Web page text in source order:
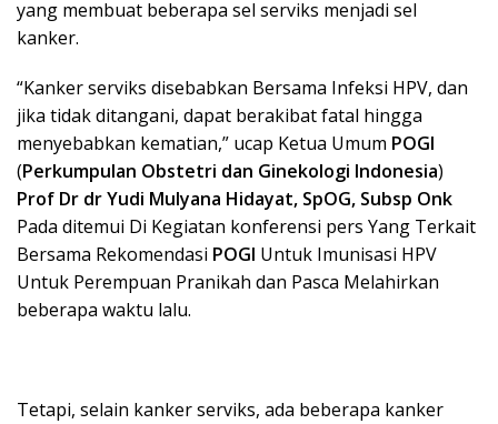
yang membuat beberapa sel serviks menjadi sel
kanker.
“Kanker serviks disebabkan Bersama Infeksi HPV, dan
jika tidak ditangani, dapat berakibat fatal hingga
menyebabkan kematian,” ucap Ketua Umum POGI
(Perkumpulan Obstetri dan Ginekologi Indonesia)
Prof Dr dr Yudi Mulyana Hidayat, SpOG, Subsp Onk
Pada ditemui Di Kegiatan konferensi pers Yang Terkait
Bersama Rekomendasi POGI Untuk Imunisasi HPV
Untuk Perempuan Pranikah dan Pasca Melahirkan
beberapa waktu lalu.
Tetapi, selain kanker serviks, ada beberapa kanker